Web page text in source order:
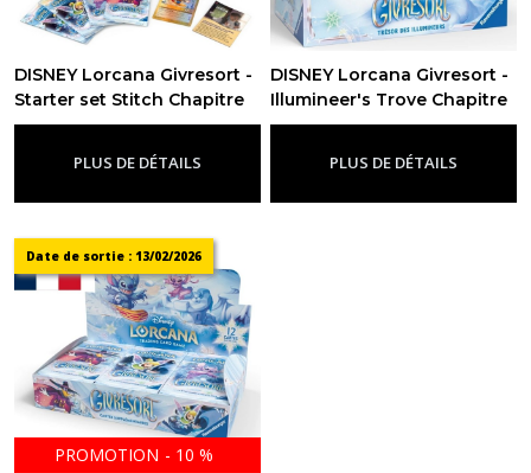
DISNEY Lorcana Givresort -
Starter set Stitch Chapitre
11 - FR-Chapitre 11 - Givresort
PLUS DE DÉTAILS
DISNEY Lorcana Givresort -
Illumineer's Trove Chapitre
11 - FR-Chapitre 11 - Givresort
PLUS DE DÉTAILS
Date de sortie : 13/02/2026
PROMOTION - 10 %